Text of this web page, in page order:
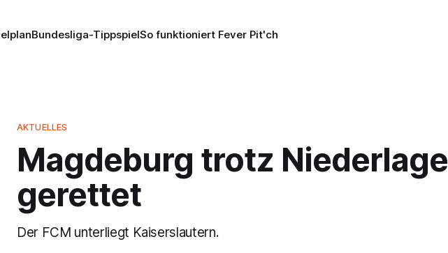
Bundesliga-TippspielSo funktioniert Fever Pit'ch
AKTUELLES
Magdeburg trotz Niederlage
gerettet
Der FCM unterliegt Kaiserslautern.